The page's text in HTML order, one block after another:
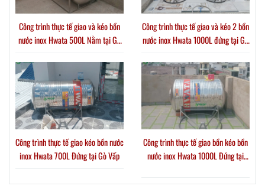
Công trình thực tế giao và kéo bồn
nước inox Hwata 500L Nằm tại Gò
Công trình thực tế giao và kéo 2 bồn
nước inox Hwata 1000L đứng tại Gò
Công trình thực tế giao kéo bồn nước
inox Hwata 700L Đứng tại Gò Vấp
Công trình thực tế giao bồn kéo bồn
nước inox Hwata 1000L Đứng tại